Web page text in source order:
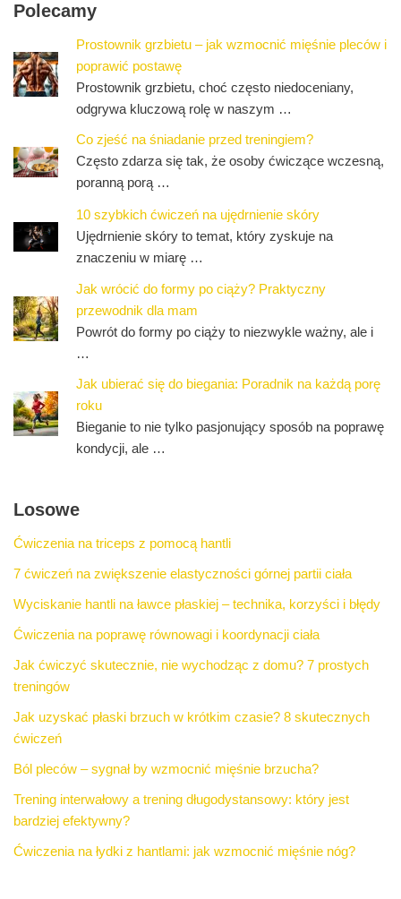
Polecamy
Prostownik grzbietu – jak wzmocnić mięśnie pleców i
poprawić postawę
Prostownik grzbietu, choć często niedoceniany,
odgrywa kluczową rolę w naszym …
Co zjeść na śniadanie przed treningiem?
Często zdarza się tak, że osoby ćwiczące wczesną,
poranną porą …
10 szybkich ćwiczeń na ujędrnienie skóry
Ujędrnienie skóry to temat, który zyskuje na
znaczeniu w miarę …
Jak wrócić do formy po ciąży? Praktyczny
przewodnik dla mam
Powrót do formy po ciąży to niezwykle ważny, ale i
…
Jak ubierać się do biegania: Poradnik na każdą porę
roku
Bieganie to nie tylko pasjonujący sposób na poprawę
kondycji, ale …
Losowe
Ćwiczenia na triceps z pomocą hantli
7 ćwiczeń na zwiększenie elastyczności górnej partii ciała
Wyciskanie hantli na ławce płaskiej – technika, korzyści i błędy
Ćwiczenia na poprawę równowagi i koordynacji ciała
Jak ćwiczyć skutecznie, nie wychodząc z domu? 7 prostych
treningów
Jak uzyskać płaski brzuch w krótkim czasie? 8 skutecznych
ćwiczeń
Ból pleców – sygnał by wzmocnić mięśnie brzucha?
Trening interwałowy a trening długodystansowy: który jest
bardziej efektywny?
Ćwiczenia na łydki z hantlami: jak wzmocnić mięśnie nóg?